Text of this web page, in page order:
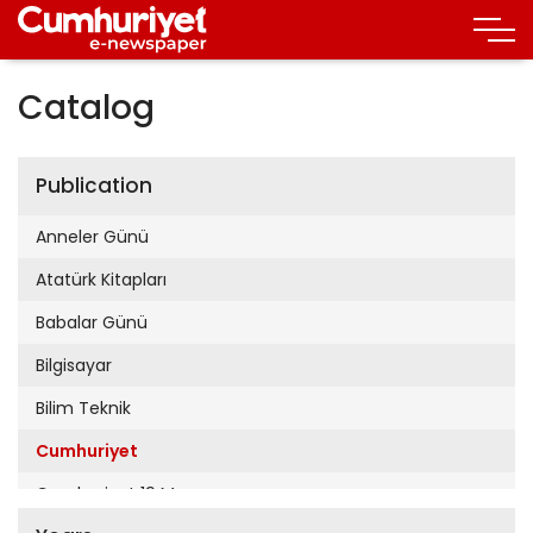
Catalog
Publication
Anneler Günü
Atatürk Kitapları
Babalar Günü
Bilgisayar
Bilim Teknik
Cumhuriyet
Cumhuriyet 19 Mayıs